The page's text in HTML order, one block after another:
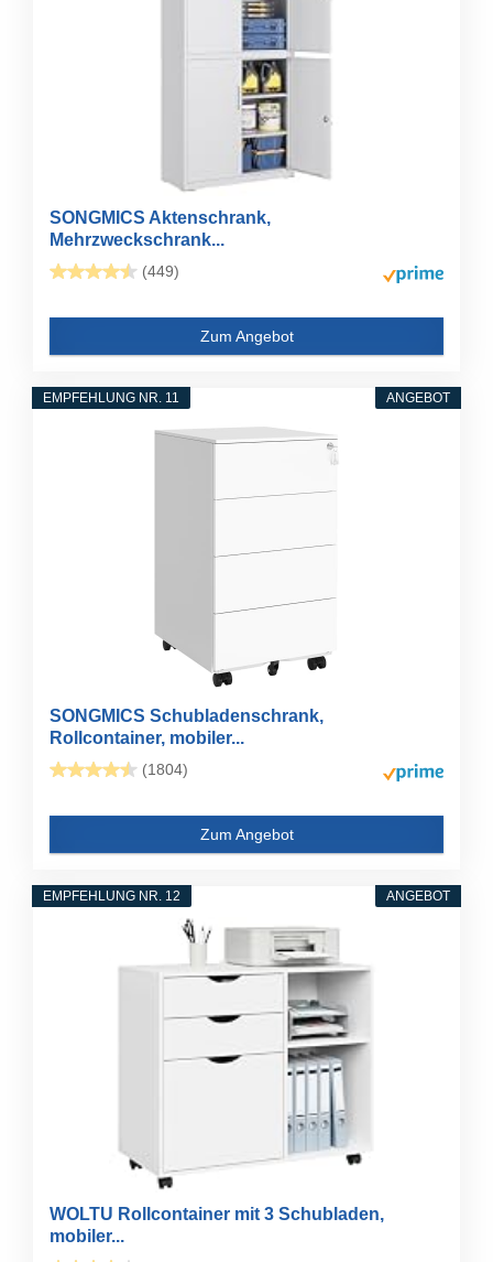
SONGMICS Aktenschrank,
Mehrzweckschrank...
(449)
Zum Angebot
ANGEBOT
EMPFEHLUNG NR. 11
SONGMICS Schubladenschrank,
Rollcontainer, mobiler...
(1804)
Zum Angebot
ANGEBOT
EMPFEHLUNG NR. 12
WOLTU Rollcontainer mit 3 Schubladen,
mobiler...